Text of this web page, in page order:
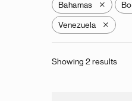
Bahamas X
Venezuela X
Showing 2 results